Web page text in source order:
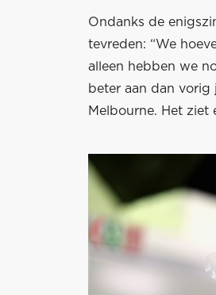
Ondanks de
tevreden: “We
alleen hebben we
beter aan dan vorig
Melbourne. Het ziet